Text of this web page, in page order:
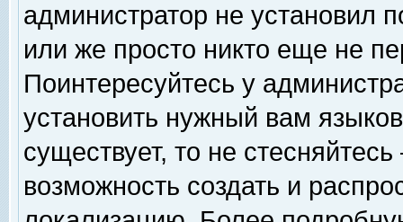
администратор не установил
или же просто никто еще не
Поинтересуйтесь у
установить нужный вам
существует, то не
возможность создать и